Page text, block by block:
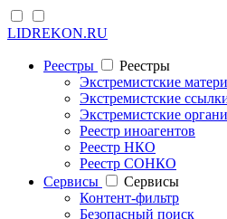
LIDREKON.RU
Реестры
Реестры
Экстремистские
Экстремистские
Экстремистские
Реестр иноагентов
Реестр НКО
Реестр СОНКО
Cервисы
Cервисы
Контент-фильтр
Безопасный поиск